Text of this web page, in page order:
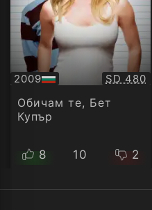
2009
БГ
аудио
SD 480
Обичам те, Бет
Купър
8 10 2